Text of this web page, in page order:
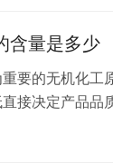
含量是多少
要的无机化工
接决定产品品
明显区别。